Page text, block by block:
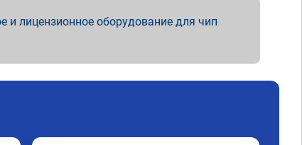
лицензионное оборудование для чип